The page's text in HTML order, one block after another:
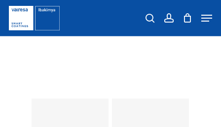
Skip
main
content
searchaccountClose